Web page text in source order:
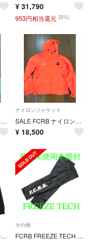
¥ 31,790
953円相当還元 (3%)
SALE FCRB ナイロンジャケット
ナイロンジャケット
SALE FCRB ナイロンパーカー
¥ 18,500
F.C.R.B. エフシーアールビー 22SS FCRB-220060 L/S BIG LOGO TEAM BAGGY TEE ビッグ ロゴ チーム バギー 長袖 ロングスリーブ Tシャツ カットソー ブラック系 M【中古】
その他
FCRB FREEZE TECH ARM COVER 最安値 26SS 黒 ブ